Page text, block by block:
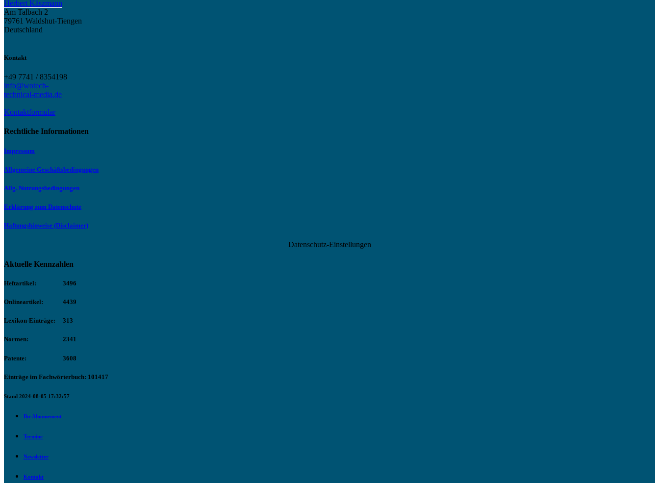
Herbert Käszmann
Am Talbach 2
79761 Waldshut-Tiengen
Deutschland
Kontakt
+49 7741 / 8354198
info@wotech-
technical-media.de
Kontaktformular
Rechtliche Informationen
Impressum
Allgemeine Geschäftsbedingungen
Allg. Nutzungsbedingungen
Erklärung zum Datenschutz
Haftungshinweise (Disclaimer)
Datenschutz-Einstellungen
Aktuelle Kennzahlen
Heftartikel: 3496
Onlineartikel: 4439
Lexikon-Einträge: 313
Normen: 2341
Patente: 3608
Einträge im Fachwörterbuch: 101417
Stand 2024-08-05 17:32:57
Ihr Abonnement
Termine
Newsletter
Kontakt